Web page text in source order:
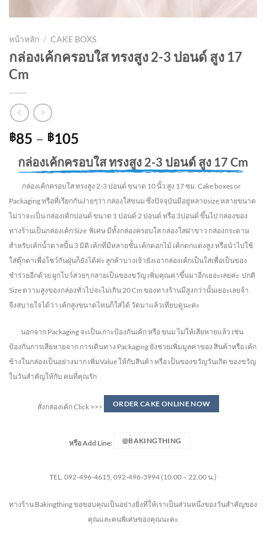
หน้าหลัก / CAKE BOXS
กล่องเค้กครอบใส ทรงสูง 2-3 ปอนด์ สูง 17
Cm
฿85 – ฿105
range:
฿85
through
฿105
กล่องเค้กครอบใส ทรงสูง 2-3 ปอนด์ สูง 17 Cm
กล่องเค้กครอบใส ทรงสูง 2-3 ปอนด์ ขนาด 10 นิ้ว สูง 17 ซม. Cake boxes or
Packaging หรือที่เรียกกันง่ายๆว่า กล่องใส่ขนม ซึ่งปัจจุบันมีอยู่หลายsize หลายขนาด
ไม่ว่าจะเป็น กล่องเค้กปอนด์ ขนาด 1 ปอนด์ 2 ปอนด์ หรือ 3ปอนด์ ขึ้นไป กล่องของ
ทางร้านเป็นกล่องเค้ก Size พิเศษ มีทั้งกล่องครอบใส กล่องใสฝาขาว กล่องกระดาษ
สำหรับเค้กน้ำตาลปั้น 3 มิติ เค้กที่มีหลายชั้น เค้กดอกไม้ เค้กตกแต่งสูง หรือนำไปใช้
ใส่ตุ๊กตาเพื่อโชว์กันฝุ่นก็ยังได้ค่ะ ลูกค้าบางเจ้ายังเอากล่องเค้กเป็นใส่เพื่อเป็นของ
ชำร่วยอีกด้วย ผูกโบว์สวยๆ กลายเป็นของขวัญ เพิ่มคุณค่าขึ้นมาอีกเยอะเลยค่ะ ปกติ
Size ตวามสูงของกล่องทั่วไปจะไม่เกิน 20 Cm ของทางร้านมีสูงกว่านั้นเยอะเลยจ้า
จึงสบายใจได้ว่า เค้กสูงขนาดไหนก็ใส่ได้ วัดมาแล้วเทียบดูนะค่ะ
นอกจาก Packaging จะเป็นเกาะป้องกันเค้ก หรือ ขนม ไม่ให้เสียหายแล้ว เช่น
ป้องกันการเสียหายจาก การเดินทาง Packaging ยังช่วยเพิ่มมูลค่าของ สินค้าหรือ เค้ก
ข้างในกล่องเป็นอย่างมาก เพิ่มValue ให้กับสินค้า หรือ เป็นของขวัญวันเกิด ของขวัญ
ในวันสำคัญให้กับ คนที่คุณรัก
สั่งกล่องเค้ก Click >>> ORDER CAKE ONLINE NOW
หรือAdd Line: @BAKINGTHING
TEL. 092-496-4615, 092-496-3994 (10.00 – 22.00 น.)
ทางร้าน Bakingthing ขอขอบคุณเป็นอย่างยิ่งที่ให้เราเป็นส่วนหนึ่งของวันสำคัญของ
คุณและคนพิเศษของคุณนะคะ